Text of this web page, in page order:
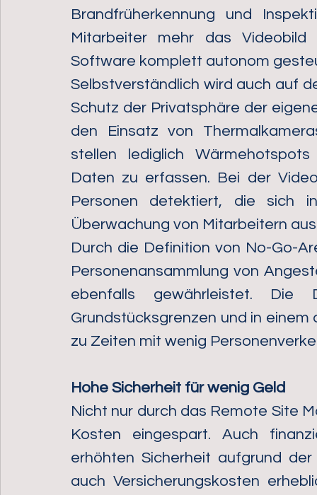
Brandfrüherkennung und
Mitarbeiter mehr das
Software komplett autonom
Selbstverständlich wird auch auf
Schutz der Privatsphäre der
den Einsatz von
stellen lediglich
Daten zu erfassen. Bei der
Personen detektiert, die sich
Überwachung von Mitarbeitern
Durch die Definition von No-Go-
Personenansammlung von
ebenfalls gewährleistet.
Grundstücksgrenzen und in
zu Zeiten mit wenig
Hohe Sicherheit für wenig Geld
Nicht nur durch das Remote Site
Kosten eingespart. Auch
erhöhten Sicherheit aufgrund
auch Versicherungskosten